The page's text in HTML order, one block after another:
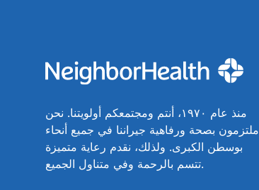
منذ عام ١٩٧٠، أنتم ومجتمعكم أولويتنا. نحن
ملتزمون بصحة ورفاهية جيراننا في جميع أنحاء
بوسطن الكبرى. ولذلك، نقدم رعاية متميزة
تتسم بالرحمة وفي متناول الجميع.